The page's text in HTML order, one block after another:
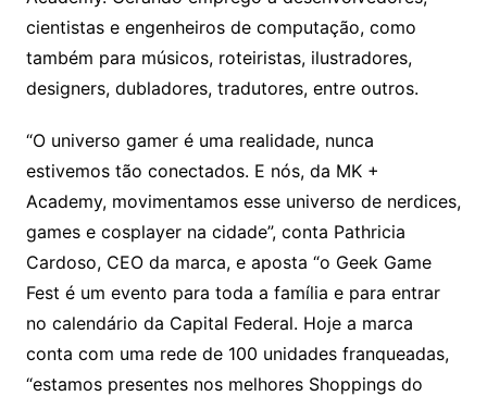
cientistas e engenheiros de computação, como
também para músicos, roteiristas, ilustradores,
designers, dubladores, tradutores, entre outros.
“O universo gamer é uma realidade, nunca
estivemos tão conectados. E nós, da MK +
Academy, movimentamos esse universo de nerdices,
games e cosplayer na cidade”, conta Pathricia
Cardoso, CEO da marca, e aposta “o Geek Game
Fest é um evento para toda a família e para entrar
no calendário da Capital Federal. Hoje a marca
conta com uma rede de 100 unidades franqueadas,
“estamos presentes nos melhores Shoppings do